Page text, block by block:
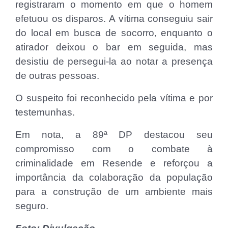
registraram o momento em que o homem
efetuou os disparos. A vítima conseguiu sair
do local em busca de socorro, enquanto o
atirador deixou o bar em seguida, mas
desistiu de persegui-la ao notar a presença
de outras pessoas.
O suspeito foi reconhecido pela vítima e por
testemunhas.
Em nota, a 89ª DP destacou seu
compromisso com o combate à
criminalidade em Resende e reforçou a
importância da colaboração da população
para a construção de um ambiente mais
seguro.